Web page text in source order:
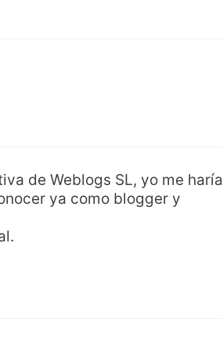
de Weblogs SL, yo me haría
ya como blogger y